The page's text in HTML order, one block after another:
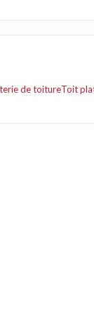
de toitureToit